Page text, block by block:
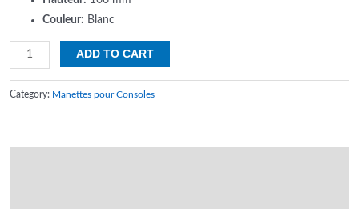
Couleur: Blanc
Manette
Nintendo
Switch
ADD TO CART
Category: Manettes pour Consoles